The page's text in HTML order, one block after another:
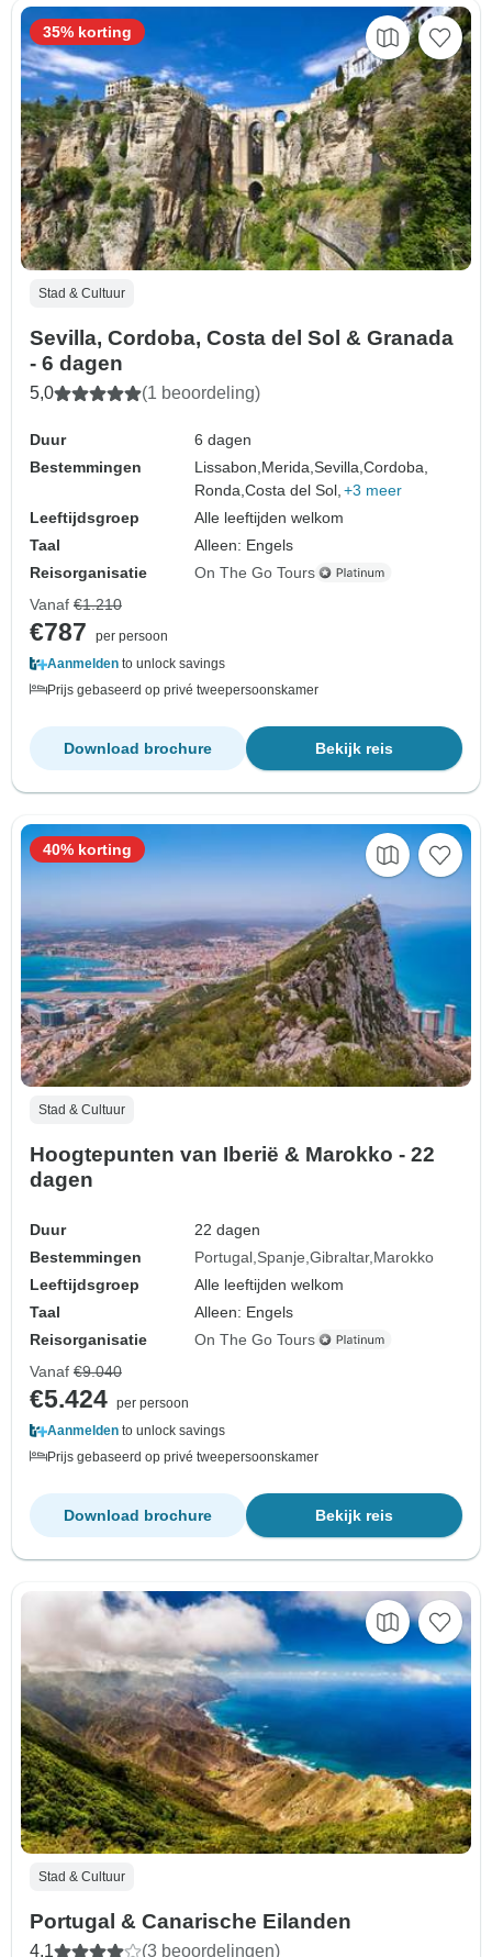
Stad & Cultuur
Sevilla, Cordoba, Costa del Sol & Granada
- 6 dagen
5,0 (1 beoordeling)
Duur
6 dagen
Bestemmingen
Lissabon, Merida,Sevilla,Cordoba,
Ronda,Costa del Sol, +3 meer
Leeftijdsgroep
Alle leeftijden welkom
Taal
Alleen: Engels
Reisorganisatie
On The Go Tours
35% korting
Vanaf €1.210
€787
per persoon
Aanmelden to unlock savings
Prijs gebaseerd op privé tweepersoonskamer
Bekijk reis
Download brochure
Stad & Cultuur
Hoogtepunten van Iberië & Marokko - 22
dagen
Duur
22 dagen
Bestemmingen
Portugal Spanje Gibraltar Marokko
Leeftijdsgroep
Alle leeftijden welkom
Taal
Alleen: Engels
Reisorganisatie
On The Go Tours
40% korting
Vanaf €9.040
€5.424 per persoon
Aanmelden to unlock savings
Prijs gebaseerd op privé tweepersoonskamer
Bekijk reis
Download brochure
Stad & Cultuur
Portugal & Canarische Eilanden
4,1 (3 beoordelingen)